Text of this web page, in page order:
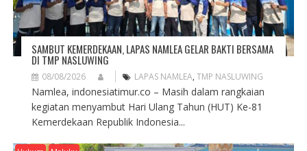
SAMBUT KEMERDEKAAN, LAPAS NAMLEA GELAR BAKTI BERSAMA
DI TMP NASLUWING
08/08/2026 LAPAS NAMLEA, TMP NASLUWING
Namlea, indonesiatimur.co – Masih dalam rangkaian
kegiatan menyambut Hari Ulang Tahun (HUT) Ke-81
Kemerdekaan Republik Indonesia...